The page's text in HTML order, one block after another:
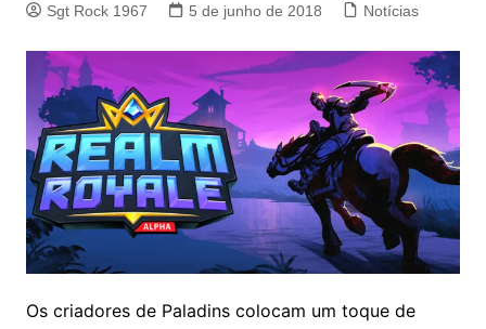
Sgt Rock 1967 5 de junho de 2018 Notícias
Os criadores de Paladins colocam um toque de